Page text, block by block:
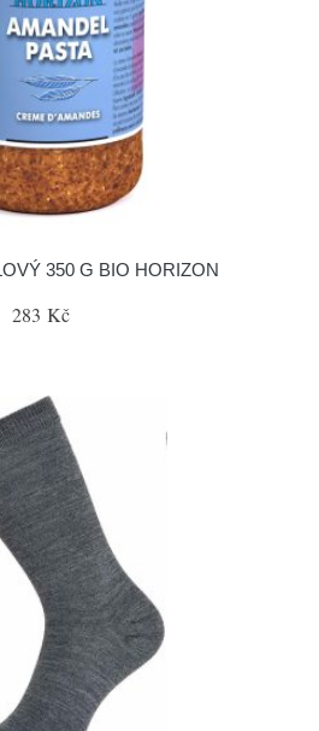
350 G BIO HORIZON
283 Kč